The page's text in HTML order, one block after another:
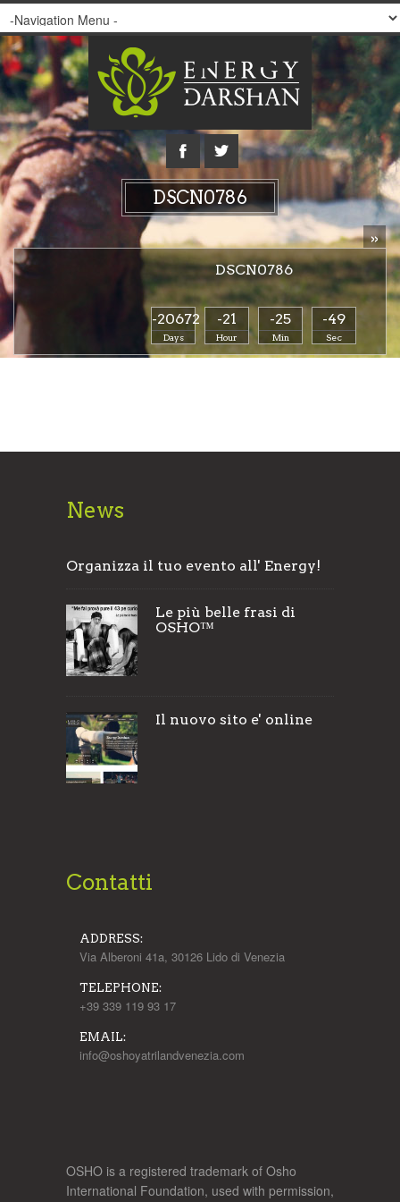
DSCN0786
DSCN0786
-20672
Days
-21
Hour
-25
Min
-49
Sec
»
News
Organizza il tuo evento all' Energy!
Le più belle frasi di
OSHO™
Il nuovo sito e' online
Contatti
ADDRESS:
Via Alberoni 41a, 30126 Lido di Venezia
TELEPHONE:
+39 339 119 93 17
EMAIL:
info@oshoyatrilandvenezia.com
OSHO is a registered trademark of Osho
International Foundation, used with permission,